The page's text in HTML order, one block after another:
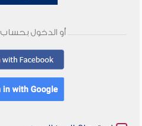
أو الدخول بحساب